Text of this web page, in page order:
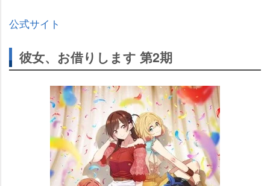
公式サイト
彼女、お借りします 第2期